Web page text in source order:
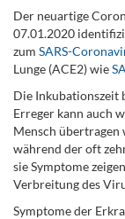
Der neuartige
07.01.2020
zum SARS-
Lunge (ACE2) wie
Die Inkubationszeit
Erreger kann auch
Mensch übertragen
während der oft
sie Symptome
Verbreitung des
Symptome der